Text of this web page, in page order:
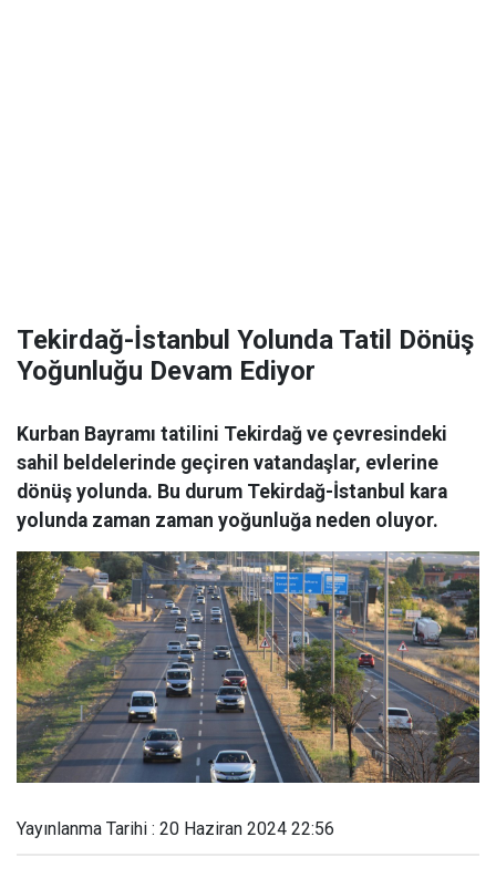
Tekirdağ-İstanbul Yolunda Tatil Dönüş
Yoğunluğu Devam Ediyor
Kurban Bayramı tatilini Tekirdağ ve çevresindeki
sahil beldelerinde geçiren vatandaşlar, evlerine
dönüş yolunda. Bu durum Tekirdağ-İstanbul kara
yolunda zaman zaman yoğunluğa neden oluyor.
Yayınlanma Tarihi : 20 Haziran 2024 22:56